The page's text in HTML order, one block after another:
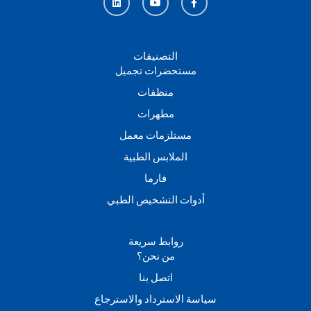
c
e
f
u
t
n
k
التصنيفات
مستحضرات تجميل
منظفات
مطهرات
مستلزمات معمل
الملابس الطبية
فارما
أدوات التشخيص الطبي
روابط سريعة
من نحن؟
اتصل بنا
سياسة الاسترداد والاسترجاع